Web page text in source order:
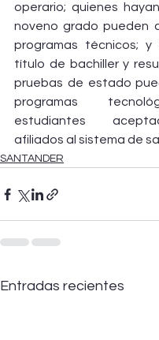
operario; quienes
noveno grado pueden
programas técnicos; y
título de bachiller y
pruebas de estado
programas
estudiantes
afiliados al sistema de
SANTANDER
Entradas recientes